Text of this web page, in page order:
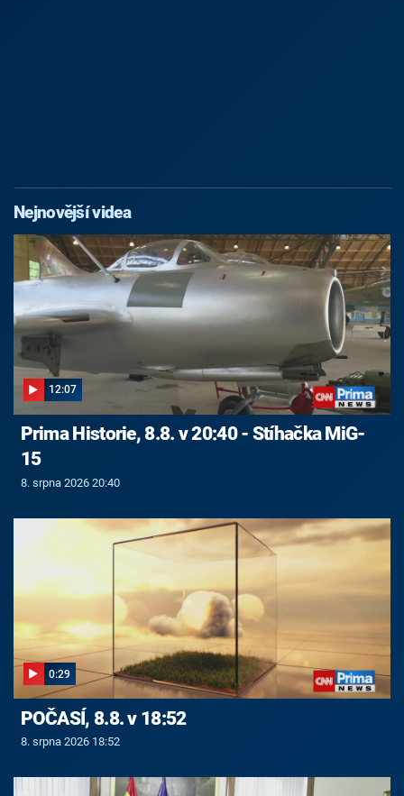
Nejnovější videa
12:07
Prima Historie, 8.8. v 20:40 - Stíhačka MiG-
15
8. srpna 2026 20:40
0:29
POČASÍ, 8.8. v 18:52
8. srpna 2026 18:52